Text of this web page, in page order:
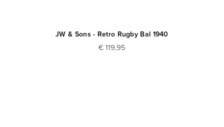
JW & Sons - Retro Rugby Bal 1940
€ 119,95